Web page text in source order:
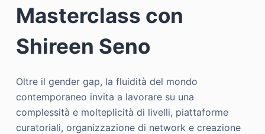
Masterclass con
Shireen Seno
Oltre il gender gap, la fluidità del mondo
contemporaneo invita a lavorare su una
complessità e molteplicità di livelli, piattaforme
curatoriali, organizzazione di network e creazione